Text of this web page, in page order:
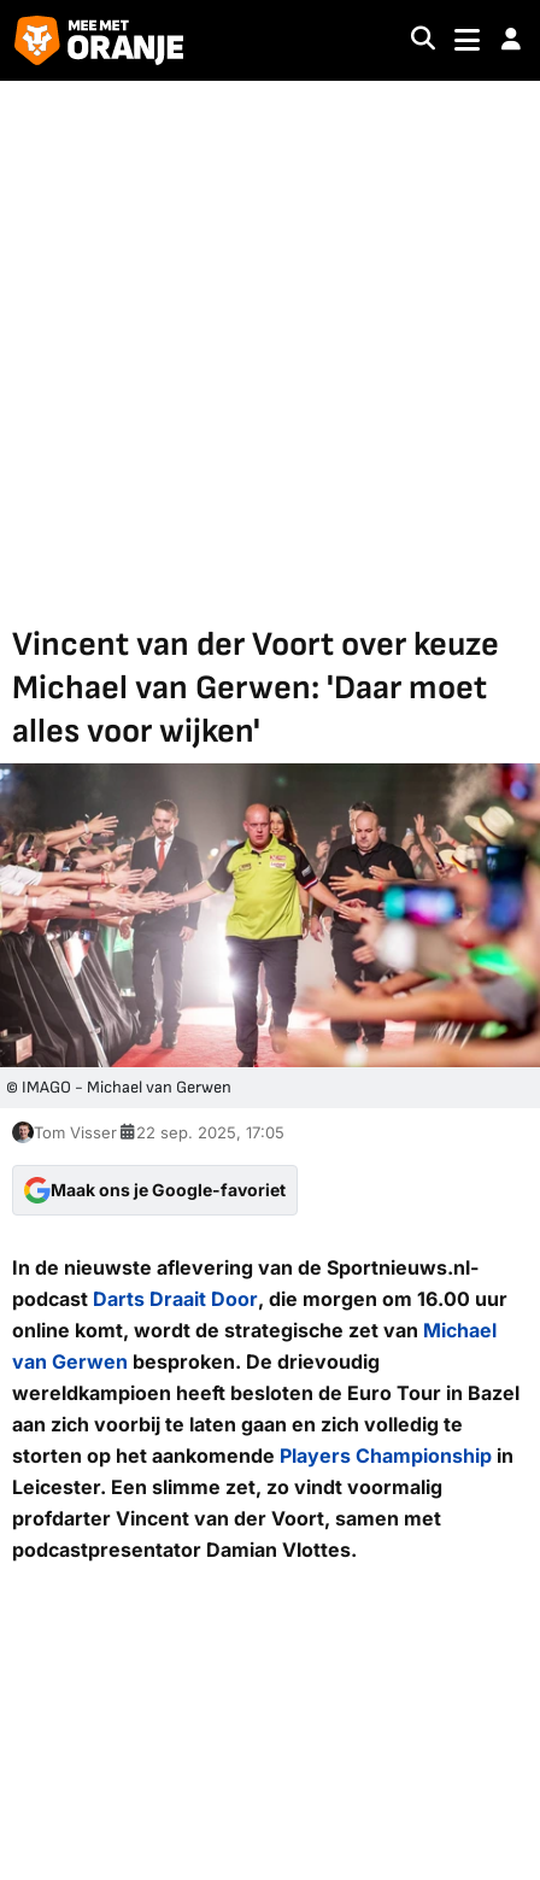
Vincent van der Voort over keuze
Michael van Gerwen: 'Daar moet
alles voor wijken'
© IMAGO - Michael van Gerwen
Tom Visser 22 sep. 2025, 17:05
Maak ons je Google-favoriet
In de nieuwste aflevering van de Sportnieuws.nl-
podcast Darts Draait Door, die morgen om 16.00 uur
online komt, wordt de strategische zet van Michael
van Gerwen besproken. De drievoudig
wereldkampioen heeft besloten de Euro Tour in Bazel
aan zich voorbij te laten gaan en zich volledig te
storten op het aankomende Players Championship in
Leicester. Een slimme zet, zo vindt voormalig
profdarter Vincent van der Voort, samen met
podcastpresentator Damian Vlottes.